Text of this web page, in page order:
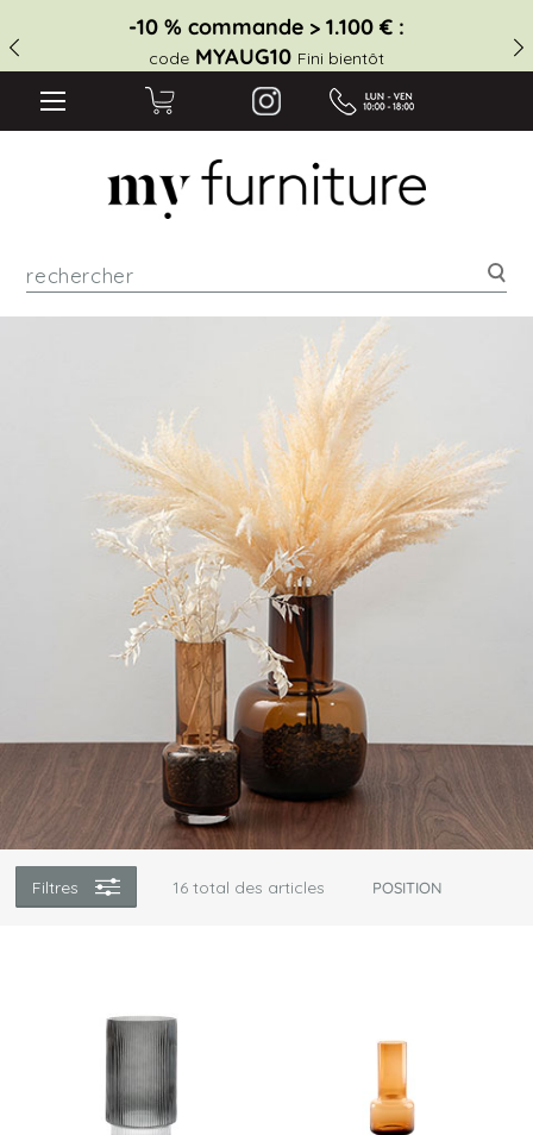
-10 % commande > 1.100 € :
code MYAUG10 Fini bientôt
Filtres 16 total des articles